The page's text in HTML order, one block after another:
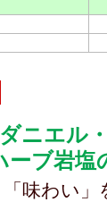
ニエル
ーブ岩塩
「味わい